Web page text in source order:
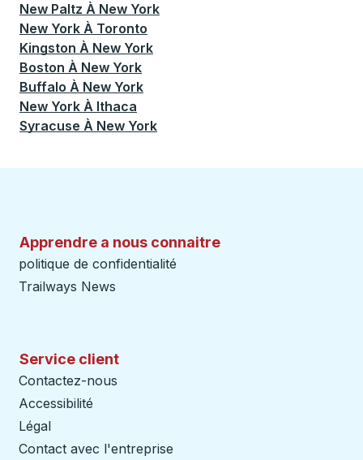
New Paltz À New York
New York À Toronto
Kingston À New York
Boston À New York
Buffalo À New York
New York À Ithaca
Syracuse À New York
Apprendre a nous connaitre
politique de confidentialité
Trailways News
Service client
Contactez-nous
Accessibilité
Légal
Contact avec l'entreprise